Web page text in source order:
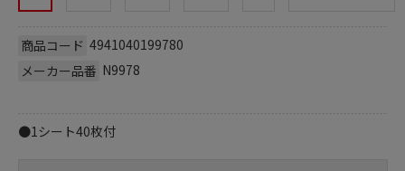
商品コード 4941040199780
メーカー品番 N9978
●1シート40枚付